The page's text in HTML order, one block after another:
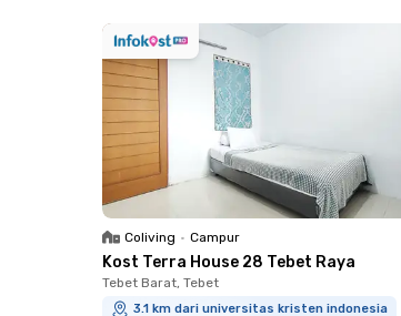
Coliving • Campur
Kost Terra House 28 Tebet Raya
Tebet Barat, Tebet
3.1 km dari universitas kristen indonesia